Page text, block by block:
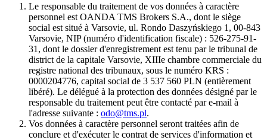
Le responsable du traitement de vos données à caractère
personnel est OANDA TMS Brokers S.A., dont le siège
social est situé à Varsovie, ul. Rondo Daszyńskiego 1, 00-843
Varsovie, NIP (numéro d'identification fiscale) : 526-275-91-
31, dont le dossier d'enregistrement est tenu par le tribunal de
district de la capitale Varsovie, XIIIe chambre commerciale du
registre national des tribunaux, sous le numéro KRS :
0000204776, capital social de 3 537 560 PLN (entièrement
libéré). Le délégué à la protection des données désigné par le
responsable du traitement peut être contacté par e-mail à
l'adresse suivante : odo@tms.pl.
Vos données à caractère personnel seront traitées afin de
conclure et d'exécuter le contrat de services d'information et